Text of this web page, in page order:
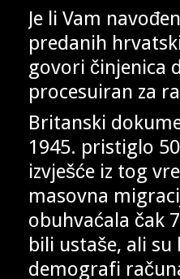
Je li Vam
predanih
govori činjenica
procesuiran za
Britanski
1945. pristiglo
izvješće iz tog
masovna
obuhvaćala čak
bili ustaše, ali
demografi